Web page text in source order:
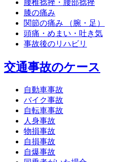
腰椎捻挫・腰部捻挫
膝の痛み
関節の痛み （腕・足）
頭痛・めまい・吐き気
事故後のリハビリ
交通事故のケース
自動車事故
バイク事故
自転車事故
人身事故
物損事故
自損事故
自爆事故